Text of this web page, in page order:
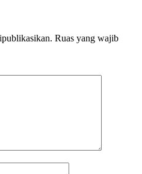
Ruas yang wajib